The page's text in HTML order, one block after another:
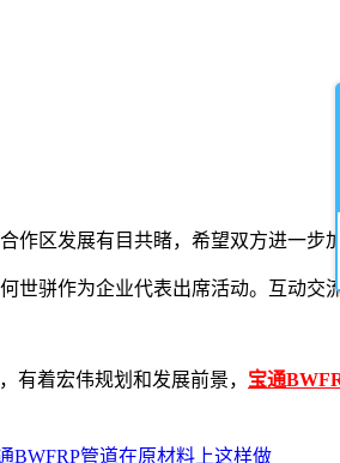
作区发展有目共睹，希望双方进一步
世骈作为企业代表出席活动。互动交
有着宏伟规划和发展前景， 宝通
BWFRP管道在原材料上这样做